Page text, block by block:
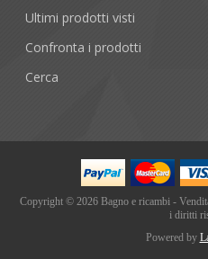
Ultimi prodotti visti
Confronta i prodotti
Cerca
Copyright © 2026 Bagno e ricambi -
i diritti
Powered by